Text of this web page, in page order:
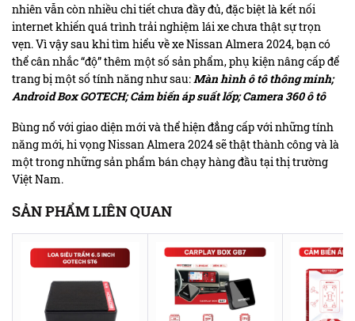
nhiên vẫn còn nhiều chi tiết chưa đầy đủ, đặc biệt là kết nối
internet khiến quá trình trải nghiệm lái xe chưa thật sự trọn
vẹn. Vì vậy sau khi tìm hiểu về xe Nissan Almera 2024, bạn có
thể cân nhắc “độ” thêm một số sản phẩm, phụ kiện nâng cấp để
trang bị một số tính năng như sau:Màn hình ô tô thông minh;
Android Box GOTECH;Cảm biến áp suất lốp;Camera 360 ô tô
Bùng nổ với giao diện mới và thể hiện đẳng cấp với những tính
năng mới, hi vọng Nissan Almera 2024 sẽ thật thành công và là
một trong những sản phẩm bán chạy hàng đầu tại thị trường
Việt Nam.
SẢN PHẨM LIÊN QUAN